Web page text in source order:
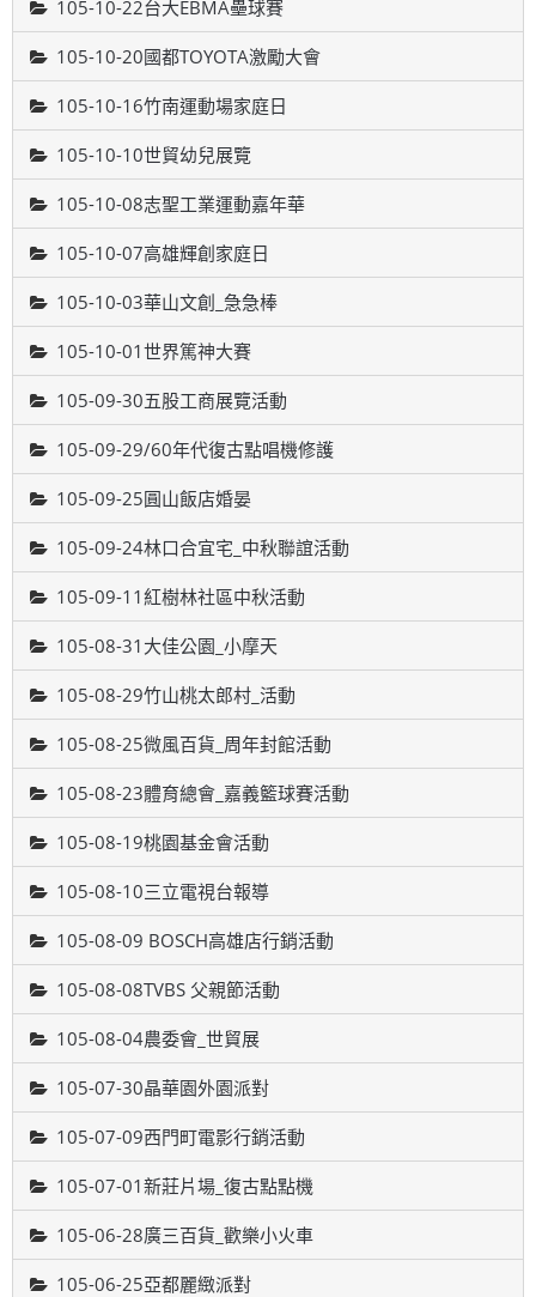
105-10-22台大EBMA壘球賽
105-10-20國都TOYOTA激勵大會
105-10-16竹南運動場家庭日
105-10-10世貿幼兒展覽
105-10-08志聖工業運動嘉年華
105-10-07高雄輝創家庭日
105-10-03華山文創_急急棒
105-10-01世界篤神大賽
105-09-30五股工商展覽活動
105-09-29/60年代復古點唱機修護
105-09-25圓山飯店婚晏
105-09-24林口合宜宅_中秋聯誼活動
105-09-11紅樹林社區中秋活動
105-08-31大佳公園_小摩天
105-08-29竹山桃太郎村_活動
105-08-25微風百貨_周年封館活動
105-08-23體育總會_嘉義籃球賽活動
105-08-19桃園基金會活動
105-08-10三立電視台報導
105-08-09 BOSCH高雄店行銷活動
105-08-08TVBS 父親節活動
105-08-04農委會_世貿展
105-07-30晶華園外園派對
105-07-09西門町電影行銷活動
105-07-01新莊片場_復古點點機
105-06-28廣三百貨_歡樂小火車
105-06-25亞都麗緻派對